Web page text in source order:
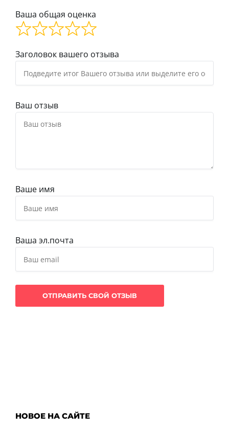
Ваша общая оценка
Заголовок вашего отзыва
Ваш отзыв
Ваше имя
Ваша эл.почта
НОВОЕ НА САЙТЕ